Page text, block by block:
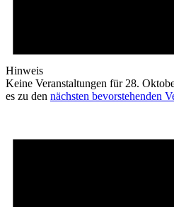
Hinweis
Keine Veranstaltungen für 28.
es zu den nächsten bevorstehenden